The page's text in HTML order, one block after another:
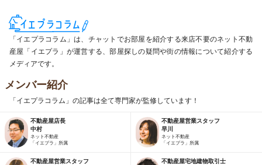
「イエプラコラム」は、チャットでお部屋を紹介する来店不要のネット不動
産屋「イエプラ」が運営する、部屋探しの疑問や街の情報について紹介する
メディアです。
メンバー紹介
「イエプラコラム」の記事は全て専門家が監修しています！
不動産屋店長
中村
ネット不動産
「イエプラ」所属
不動産屋営業スタッフ
早川
ネット不動産
「イエプラ」所属
不動産屋営業スタッフ
不動産屋宅地建物取引士